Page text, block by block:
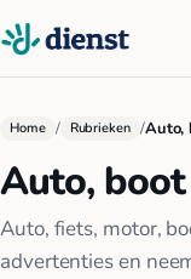
Home / Rubrieken /Auto,
Auto,
Auto, fiets, motor,
advertenties en